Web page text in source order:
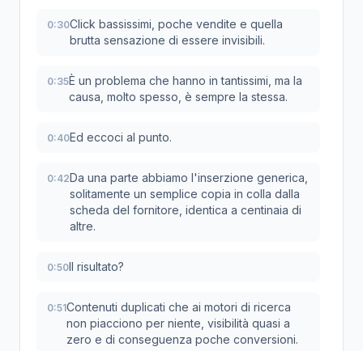
0:30Click bassissimi, poche vendite e quella
brutta sensazione di essere invisibili.
0:35È un problema che hanno in tantissimi, ma la
causa, molto spesso, è sempre la stessa.
0:40Ed eccoci al punto.
0:42Da una parte abbiamo l'inserzione generica,
solitamente un semplice copia in colla dalla
scheda del fornitore, identica a centinaia di
altre.
0:50Il risultato?
0:51Contenuti duplicati che ai motori di ricerca
non piacciono per niente, visibilità quasi a
zero e di conseguenza poche conversioni.